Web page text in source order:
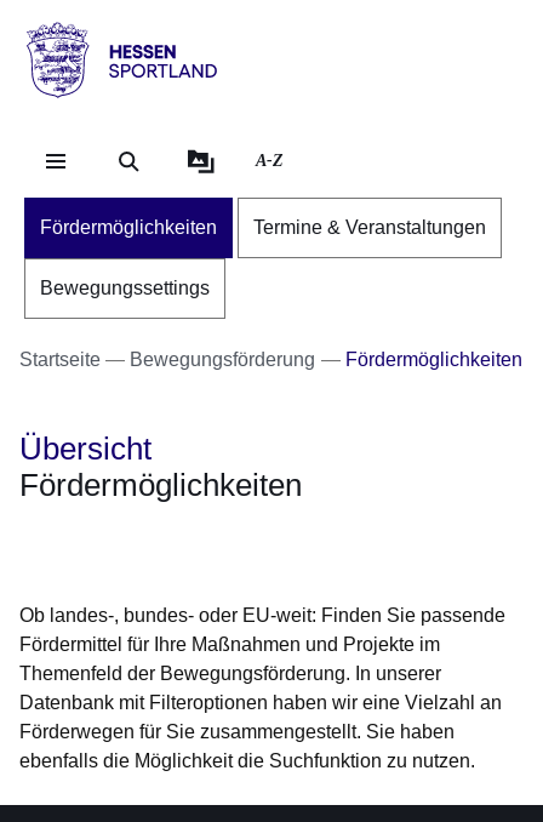
Hessen
Sportland
A-Z
Fördermöglichkeiten Termine & Veranstaltungen
Bewegungssettings
Startseite Bewegungsförderung Fördermöglichkeiten
Übersicht
Fördermöglichkeiten
Ob landes-, bundes- oder EU-weit: Finden Sie passende
Fördermittel für Ihre Maßnahmen und Projekte im
Themenfeld der Bewegungsförderung. In unserer
Datenbank mit Filteroptionen haben wir eine Vielzahl an
Förderwegen für Sie zusammengestellt. Sie haben
ebenfalls die Möglichkeit die Suchfunktion zu nutzen.